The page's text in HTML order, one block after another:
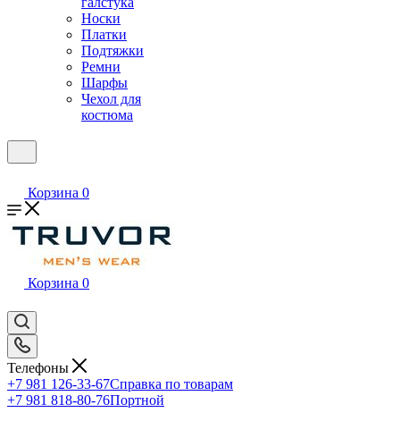
Носки
Платки
Подтяжки
Ремни
Шарфы
Чехол для
костюма
Корзина 0
Корзина 0
Телефоны
+7 981 126-33-67Справка по товарам
+7 981 818-80-76Портной